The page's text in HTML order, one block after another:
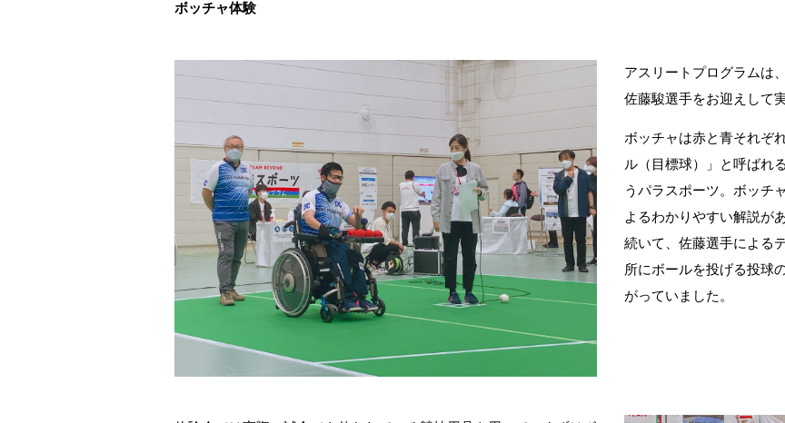
ボッチャ体験
アスリートプログラムは
佐藤駿選手をお迎えして
ボッチャは赤と青それぞ
ル（目標球）」と呼ばれ
うパラスポーツ。ボッチ
よるわかりやすい解説が
続いて、佐藤選手による
所にボールを投げる投球
がっていました。